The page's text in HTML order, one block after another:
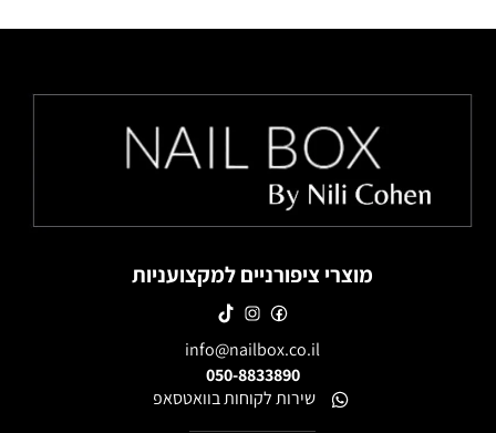
מוצרי ציפורניים למקצועניות
info@nailbox.co.il
050-8833890
שירות לקוחות בוואטסאפ